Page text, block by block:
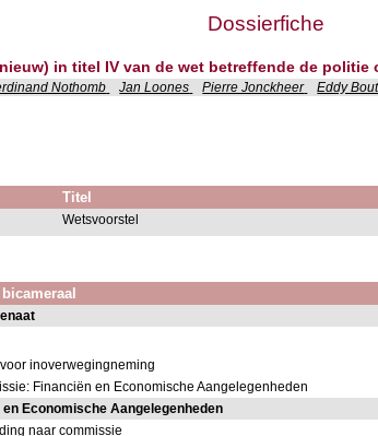
Dossierfiche
in titel IV van de wet betreffende de politie
Nothomb Jan Loones Pierre Jonckheer Eddy
Titel
Wetsvoorstel
inoverwegingneming
Financiën en Economische Aangelegenheden
Economische Aangelegenheden
naar commissie